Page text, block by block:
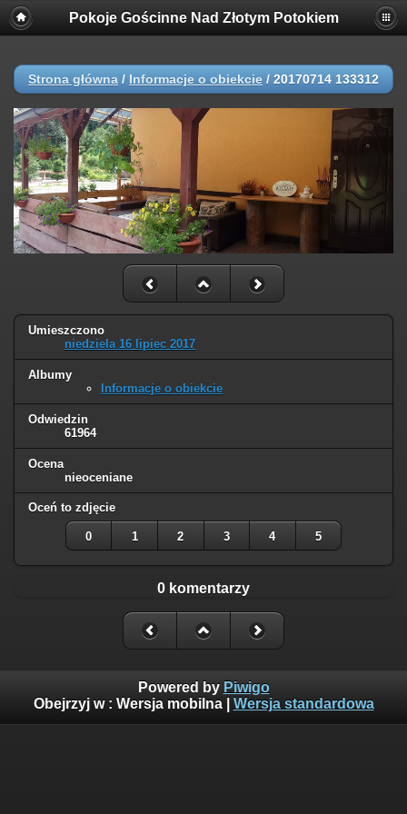
Pokoje Gościnne Nad Złotym Potokiem
Strona główna / Informacje o obiekcie / 20170714 133312
Umieszczono
niedziela 16 lipiec 2017
Albumy
Informacje o obiekcie
Odwiedzin
61964
Ocena
nieoceniane
Oceń to zdjęcie
0 1 2 3 4 5
0 komentarzy
Powered by Piwigo
Obejrzyj w : Wersja mobilna| Wersja standardowa